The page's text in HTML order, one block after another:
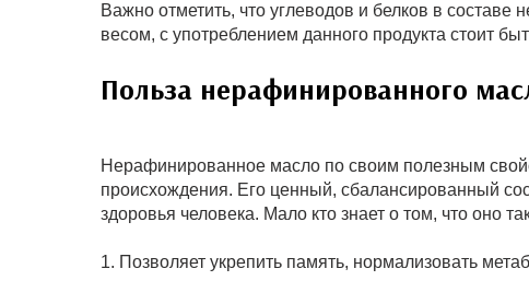
Важно отметить, что углеводов и белков в
весом, с употреблением данного продукта стоит
Польза нерафинированного
Нерафинированное масло по своим полезным
происхождения. Его ценный, сбалансированный
здоровья человека. Мало кто знает о том, что оно
1. Позволяет укрепить память, нормализовать